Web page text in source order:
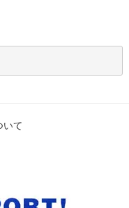
いて